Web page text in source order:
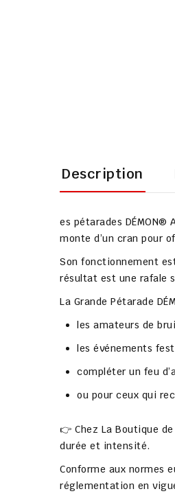
Description
es pétarades DÉMON®
monte d’un cran pour
Son fonctionnement
résultat est une rafale
La Grande Pétarade
les amateurs de
les événements
compléter un feu
ou pour ceux qui
👉 Chez La Boutique
durée et intensité.
Conforme aux normes
réglementation en